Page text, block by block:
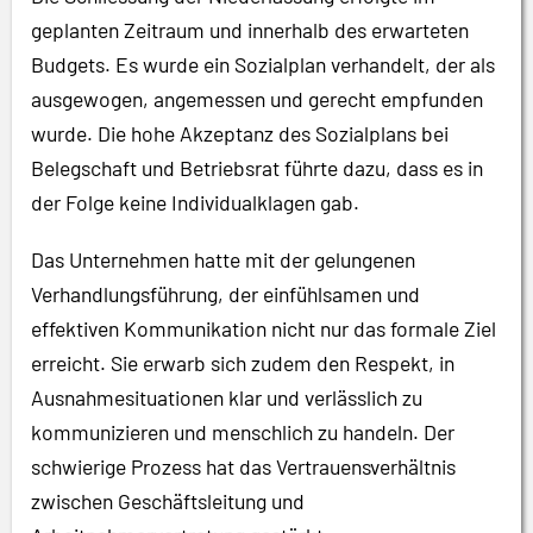
geplanten Zeitraum und innerhalb des erwarteten
Budgets. Es wurde ein Sozialplan verhandelt, der als
ausgewogen, angemessen und gerecht empfunden
wurde. Die hohe Akzeptanz des Sozialplans bei
Belegschaft und Betriebsrat führte dazu, dass es in
der Folge keine Individualklagen gab.
Das Unternehmen hatte mit der gelungenen
Verhandlungsführung, der einfühlsamen und
effektiven Kommunikation nicht nur das formale Ziel
erreicht. Sie erwarb sich zudem den Respekt, in
Ausnahmesituationen klar und verlässlich zu
kommunizieren und menschlich zu handeln. Der
schwierige Prozess hat das Vertrauensverhältnis
zwischen Geschäftsleitung und